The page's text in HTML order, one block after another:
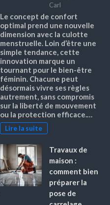
Carl
Le concept de confort
optimal prend une nouvelle
dimension avec la culotte
menstruelle. Loin d’être une
simple tendance, cette
innovation marque un
tournant pour le bien-être
féminin. Chacune peut
désormais vivre ses règles
autrement, sans compromis
sur la liberté de mouvement
ou la protection efficace.…
Lire la suite
Travaux de
maison :
comment bien
préparer la
pose de